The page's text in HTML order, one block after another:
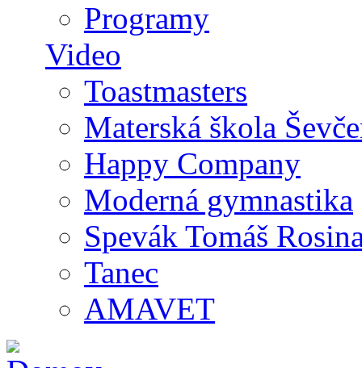
Programy
Video
Toastmasters
Materská škola
Happy Company
Moderná gymnastika
Spevák Tomáš
Tanec
AMAVET